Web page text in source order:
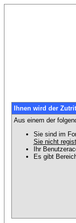
Ihnen wird der
Aus einem der
Sie sind im
Sie nicht
Ihr
Es gibt